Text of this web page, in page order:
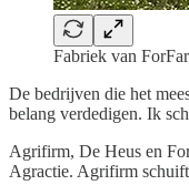
Fabriek van
De bedrijven die het
belang verdedigen. Ik
Agrifirm, De Heus en
Agractie. Agrifirm